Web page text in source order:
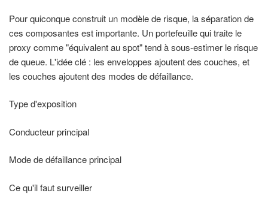
Pour quiconque construit un modèle de risque, la séparation de
ces composantes est importante. Un portefeuille qui traite le
proxy comme "équivalent au spot" tend à sous-estimer le risque
de queue. L'idée clé : les enveloppes ajoutent des couches, et
les couches ajoutent des modes de défaillance.
Type d'exposition
Conducteur principal
Mode de défaillance principal
Ce qu'il faut surveiller